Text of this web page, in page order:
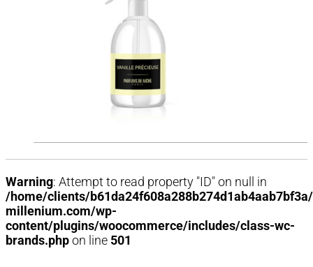
Warning: Attempt to read property "ID" on null in
/home/clients/
millenium.com/wp-
content/plugins/woocommerce/includes/class-wc-
brands.phpon line 501